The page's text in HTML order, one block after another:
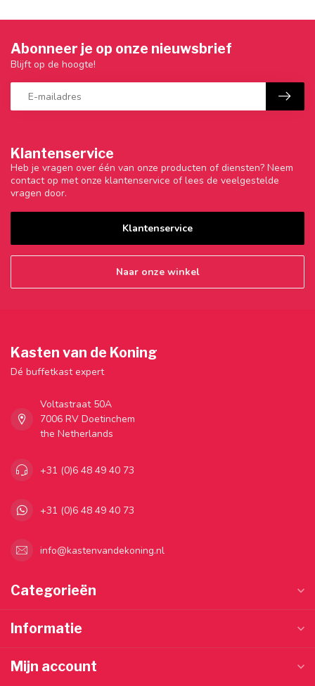
Klantenservice
Heb je vragen over één van onze producten of diensten? Neem
contact op met onze klantenservice of lees de veelgestelde
vragen door.
Klantenservice
Naar onze winkel
Abonneer je op onze nieuwsbrief
Blijft op de hoogte!
Kasten van de Koning
Dé buffetkast expert
Voltastraat 50A
7006 RV Doetinchem
the Netherlands
+31 (0)6 48 49 40 73
+31 (0)6 48 49 40 73
info@kastenvandekoning.nl
Categorieën
Informatie
Mijn account